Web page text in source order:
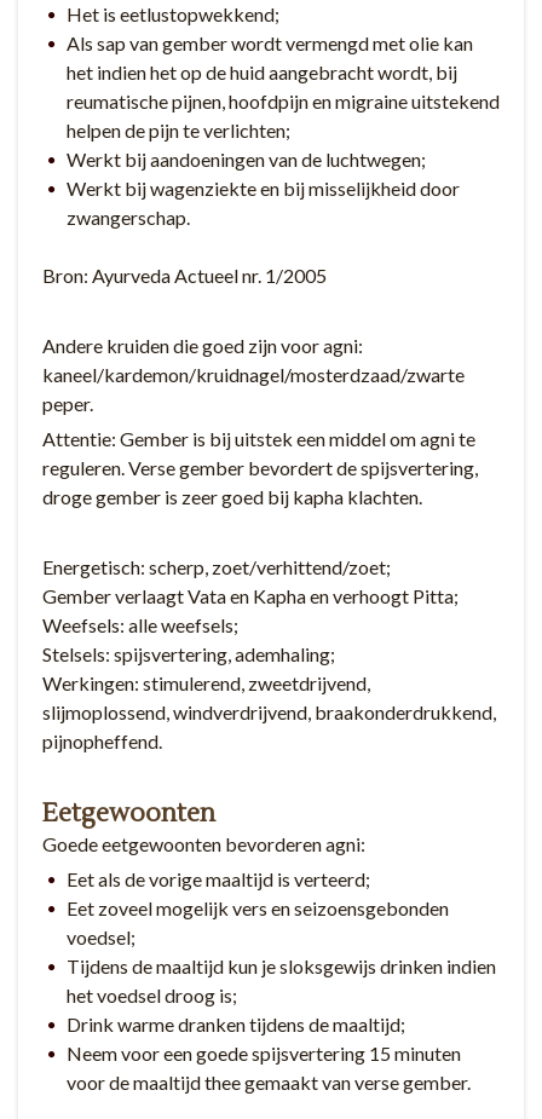
Het is eetlustopwekkend;
Als sap van gember wordt vermengd met olie kan
het indien het op de huid aangebracht wordt, bij
reumatische pijnen, hoofdpijn en migraine uitstekend
helpen de pijn te verlichten;
Werkt bij aandoeningen van de luchtwegen;
Werkt bij wagenziekte en bij misselijkheid door
zwangerschap.
Bron: Ayurveda Actueel nr. 1/2005
Andere kruiden die goed zijn voor agni:
kaneel/kardemon/kruidnagel/mosterdzaad/zwarte
peper.
Attentie: Gember is bij uitstek een middel om agni te
reguleren. Verse gember bevordert de spijsvertering,
droge gember is zeer goed bij kapha klachten.
Energetisch: scherp, zoet/verhittend/zoet;
Gember verlaagt Vata en Kapha en verhoogt Pitta;
Weefsels: alle weefsels;
Stelsels: spijsvertering, ademhaling;
Werkingen: stimulerend, zweetdrijvend,
slijmoplossend, windverdrijvend, braakonderdrukkend,
pijnopheffend.
Eetgewoonten
Goede eetgewoonten bevorderen agni:
Eet als de vorige maaltijd is verteerd;
Eet zoveel mogelijk vers en seizoensgebonden
voedsel;
Tijdens de maaltijd kun je sloksgewijs drinken indien
het voedsel droog is;
Drink warme dranken tijdens de maaltijd;
Neem voor een goede spijsvertering 15 minuten
voor de maaltijd thee gemaakt van verse gember.